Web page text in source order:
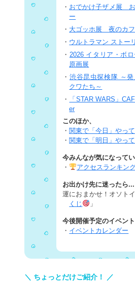
・ おでかけ子ザメ展
ー
・ 大ゴッホ展 夜のカフ
・ ウルトラマン ストー
・ 2026 イタリア・ボ
原画展
・ 渋谷昆虫探検隊 ～
クワたち～
・
「STAR WARS」
er
このほか、
・ 関東で「今日」やっ
・ 関東で「明日」やっ
今みんなが気になって
・
アクセスランキン
お出かけ先に迷ったら...
運におまかせ！オソト
くじ
」
今後開催予定のイベン
・ イベントカレンダー
＼ ちょっとだけご紹介！ ／